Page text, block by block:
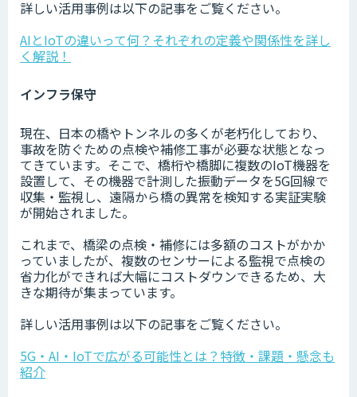
詳しい活用事例は以下の記事をご覧ください。
AIとIoTの違いって何？それぞれの定義や関係性を詳し
く解説！
インフラ保守
現在、日本の橋やトンネルの多くが老朽化しており、
事故を防ぐための点検や補修工事が必要な状態となっ
てきています。そこで、橋桁や橋脚に複数のIoT機器を
設置して、その機器で計測した振動データを5G回線で
収集・監視し、遠隔から橋の異常を検知する実証実験
が開始されました。
これまで、橋梁の点検・補修には多額のコストがかか
っていましたが、複数のセンサーによる監視で点検の
省力化ができれば大幅にコストダウンできるため、大
きな期待が集まっています。
詳しい活用事例は以下の記事をご覧ください。
5G・AI・IoTで広がる可能性とは？特徴・課題・懸念も
紹介